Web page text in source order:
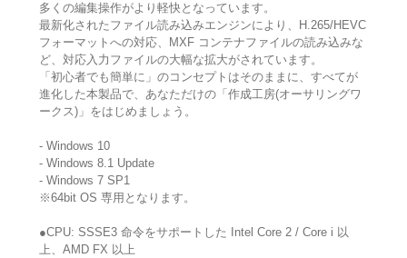
多くの編集操作がより軽快となっています。
最新化されたファイル読み込みエンジンにより、H.265/HEVC
フォーマットへの対応、MXF コンテナファイルの読み込みな
ど、対応入力ファイルの大幅な拡大がされています。
「初心者でも簡単に」のコンセプトはそのままに、すべてが
進化した本製品で、あなただけの「作成工房(オーサリングワ
ークス)」をはじめましょう。
- Windows 10
- Windows 8.1 Update
- Windows 7 SP1
※64bit OS 専用となります。
●CPU: SSSE3 命令をサポートした Intel Core 2 / Core i 以
上、AMD FX 以上